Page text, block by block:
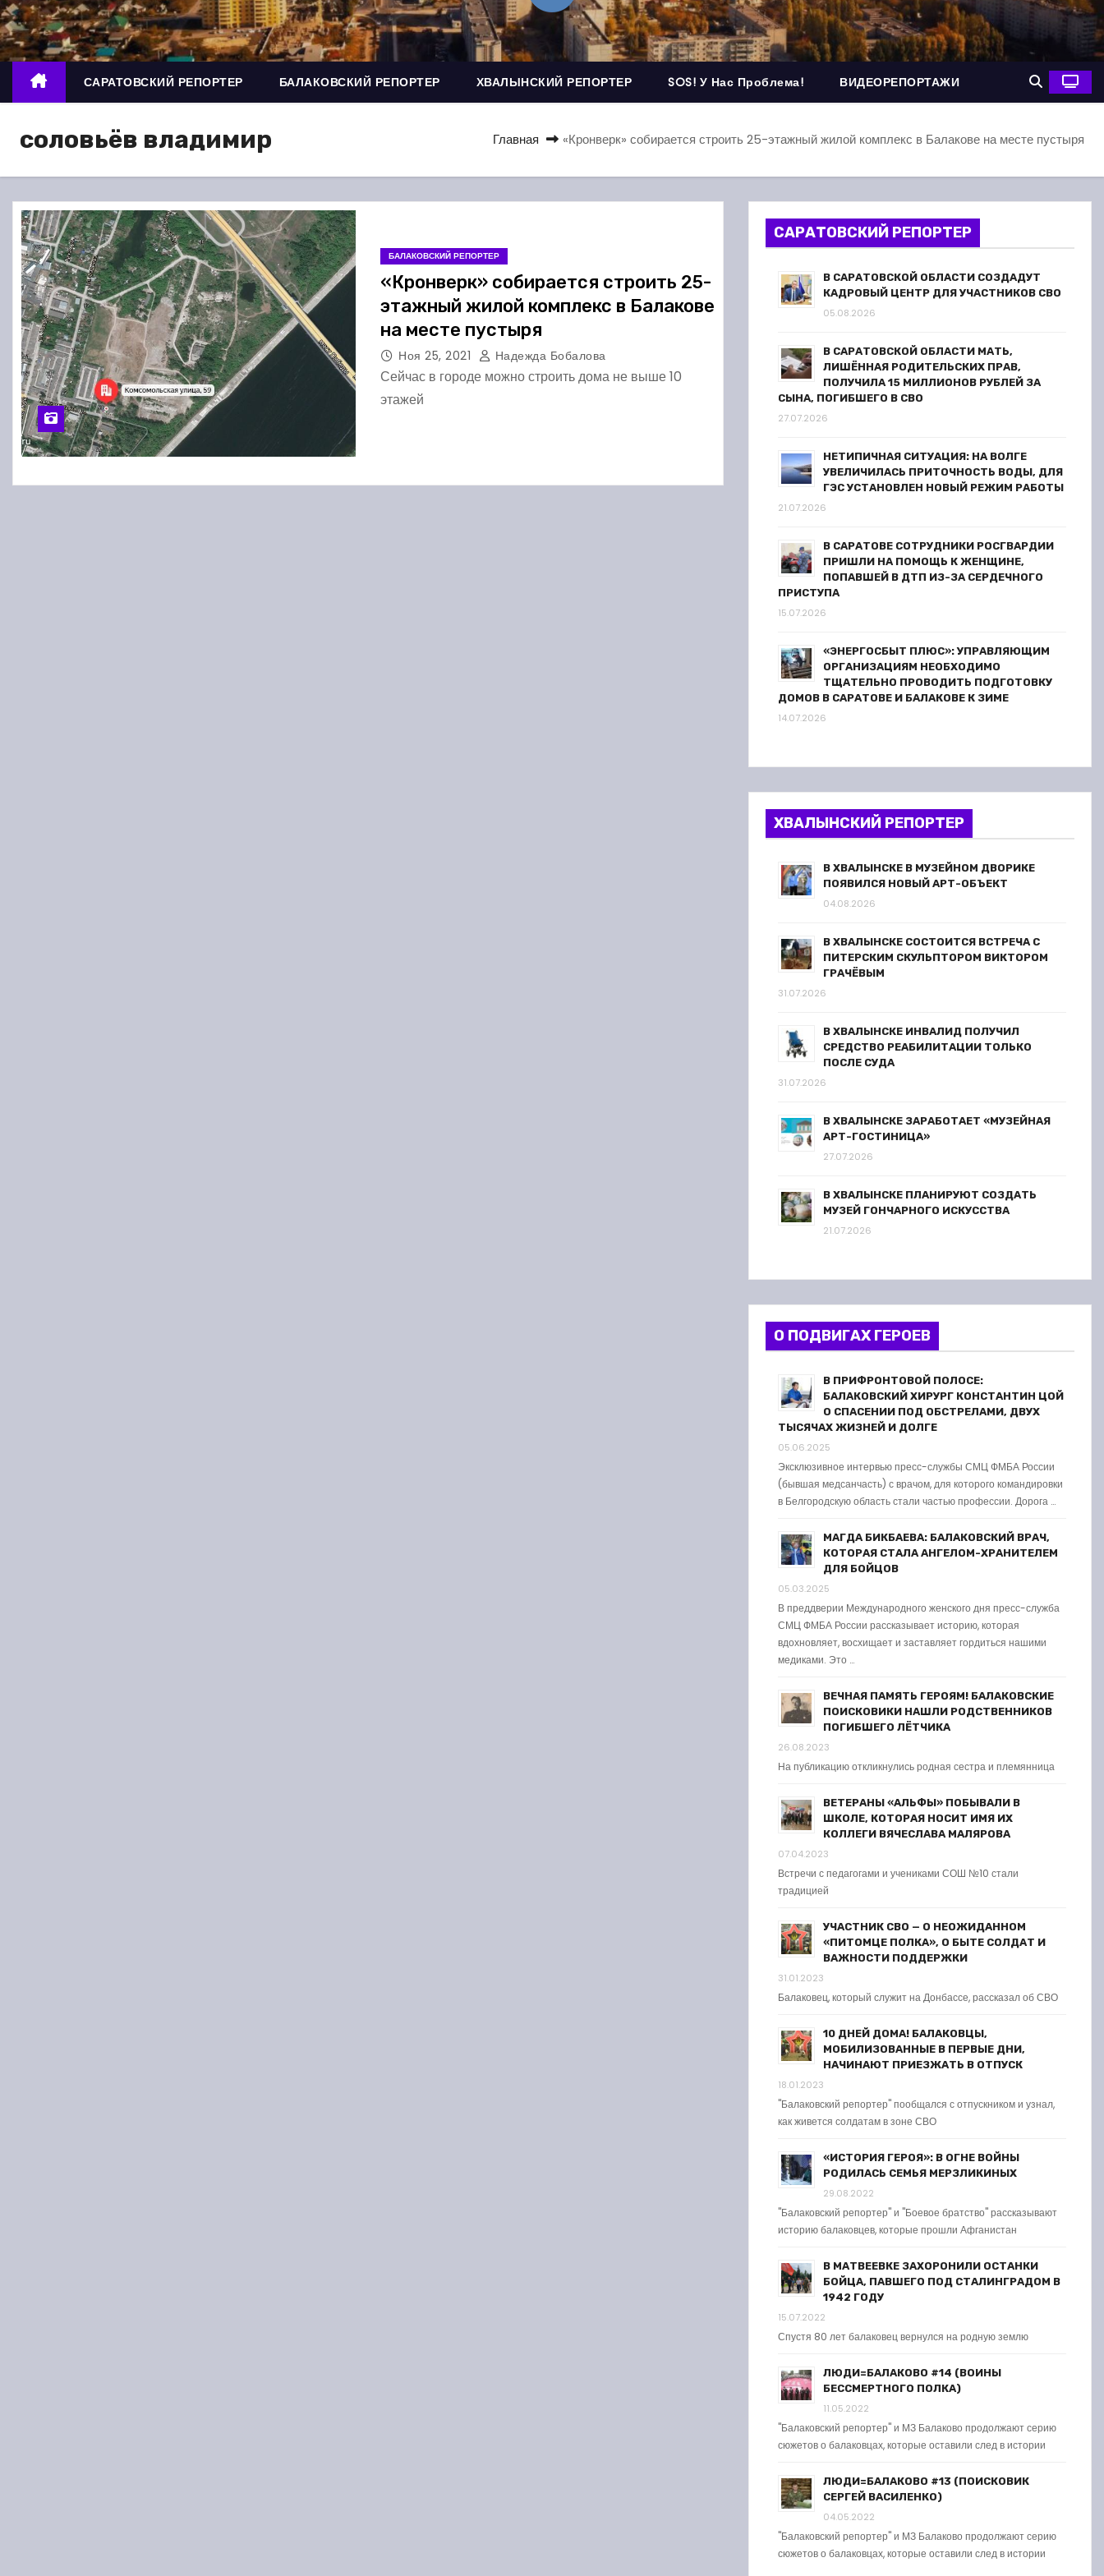
о
м
у
САРАТОВСКИЙ РЕПОРТЕР БАЛАКОВСКИЙ РЕПОРТЕР ХВАЛЫНСКИЙ РЕПОРТЕР SOS! У Нас Проблема! ВИДЕОРЕПОРТАЖИ
соловьёв владимир Главная «Кронверк» собирается строить 25-этажный жилой комплекс в Балакове на месте пустыря
БАЛАКОВСКИЙ РЕПОРТЕР
«Кронверк» собирается строить 25-
этажный жилой комплекс в Балакове
на месте пустыря
Ноя 25, 2021 Надежда Бобалова
Сейчас в городе можно строить дома не выше 10
этажей
САРАТОВСКИЙ РЕПОРТЕР
В САРАТОВСКОЙ ОБЛАСТИ СОЗДАДУТ
КАДРОВЫЙ ЦЕНТР ДЛЯ УЧАСТНИКОВ СВО
05.08.2026
В САРАТОВСКОЙ ОБЛАСТИ МАТЬ,
ЛИШЁННАЯ РОДИТЕЛЬСКИХ ПРАВ,
ПОЛУЧИЛА 15 МИЛЛИОНОВ РУБЛЕЙ ЗА
СЫНА, ПОГИБШЕГО В СВО
27.07.2026
НЕТИПИЧНАЯ СИТУАЦИЯ: НА ВОЛГЕ
УВЕЛИЧИЛАСЬ ПРИТОЧНОСТЬ ВОДЫ, ДЛЯ
ГЭС УСТАНОВЛЕН НОВЫЙ РЕЖИМ РАБОТЫ
21.07.2026
В САРАТОВЕ СОТРУДНИКИ РОСГВАРДИИ
ПРИШЛИ НА ПОМОЩЬ К ЖЕНЩИНЕ,
ПОПАВШЕЙ В ДТП ИЗ-ЗА СЕРДЕЧНОГО
ПРИСТУПА
15.07.2026
«ЭНЕРГОСБЫТ ПЛЮС»: УПРАВЛЯЮЩИМ
ОРГАНИЗАЦИЯМ НЕОБХОДИМО
ТЩАТЕЛЬНО ПРОВОДИТЬ ПОДГОТОВКУ
ДОМОВ В САРАТОВЕ И БАЛАКОВЕ К ЗИМЕ
14.07.2026
ХВАЛЫНСКИЙ РЕПОРТЕР
В ХВАЛЫНСКЕ В МУЗЕЙНОМ ДВОРИКЕ
ПОЯВИЛСЯ НОВЫЙ АРТ-ОБЪЕКТ
04.08.2026
В ХВАЛЫНСКЕ СОСТОИТСЯ ВСТРЕЧА С
ПИТЕРСКИМ СКУЛЬПТОРОМ ВИКТОРОМ
ГРАЧЁВЫМ
31.07.2026
В ХВАЛЫНСКЕ ИНВАЛИД ПОЛУЧИЛ
СРЕДСТВО РЕАБИЛИТАЦИИ ТОЛЬКО
ПОСЛЕ СУДА
31.07.2026
В ХВАЛЫНСКЕ ЗАРАБОТАЕТ «МУЗЕЙНАЯ
АРТ-ГОСТИНИЦА»
27.07.2026
В ХВАЛЫНСКЕ ПЛАНИРУЮТ СОЗДАТЬ
МУЗЕЙ ГОНЧАРНОГО ИСКУССТВА
21.07.2026
О ПОДВИГАХ ГЕРОЕВ
В ПРИФРОНТОВОЙ ПОЛОСЕ:
БАЛАКОВСКИЙ ХИРУРГ КОНСТАНТИН ЦОЙ
О СПАСЕНИИ ПОД ОБСТРЕЛАМИ, ДВУХ
ТЫСЯЧАХ ЖИЗНЕЙ И ДОЛГЕ
05.06.2025
Эксклюзивное интервью пресс-службы СМЦ ФМБА России
(бывшая медсанчасть) с врачом, для которого командировки
в Белгородскую область стали частью профессии. Дорога …
МАГДА БИКБАЕВА: БАЛАКОВСКИЙ ВРАЧ,
КОТОРАЯ СТАЛА АНГЕЛОМ-ХРАНИТЕЛЕМ
ДЛЯ БОЙЦОВ
05.03.2025
В преддверии Международного женского дня пресс-служба
СМЦ ФМБА России рассказывает историю, которая
вдохновляет, восхищает и заставляет гордиться нашими
медиками. Это …
ВЕЧНАЯ ПАМЯТЬ ГЕРОЯМ! БАЛАКОВСКИЕ
ПОИСКОВИКИ НАШЛИ РОДСТВЕННИКОВ
ПОГИБШЕГО ЛЁТЧИКА
26.08.2023
На публикацию откликнулись родная сестра и племянница
ВЕТЕРАНЫ «АЛЬФЫ» ПОБЫВАЛИ В
ШКОЛЕ, КОТОРАЯ НОСИТ ИМЯ ИХ
КОЛЛЕГИ ВЯЧЕСЛАВА МАЛЯРОВА
07.04.2023
Встречи с педагогами и учениками СОШ №10 стали
традицией
УЧАСТНИК СВО — О НЕОЖИДАННОМ
«ПИТОМЦЕ ПОЛКА», О БЫТЕ СОЛДАТ И
ВАЖНОСТИ ПОДДЕРЖКИ
31.01.2023
Балаковец, который служит на Донбассе, рассказал об СВО
10 ДНЕЙ ДОМА! БАЛАКОВЦЫ,
МОБИЛИЗОВАННЫЕ В ПЕРВЫЕ ДНИ,
НАЧИНАЮТ ПРИЕЗЖАТЬ В ОТПУСК
18.01.2023
"Балаковский репортер" пообщался с отпускником и узнал,
как живется солдатам в зоне СВО
«ИСТОРИЯ ГЕРОЯ»: В ОГНЕ ВОЙНЫ
РОДИЛАСЬ СЕМЬЯ МЕРЗЛИКИНЫХ
29.08.2022
"Балаковский репортер" и "Боевое братство" рассказывают
историю балаковцев, которые прошли Афганистан
В МАТВЕЕВКЕ ЗАХОРОНИЛИ ОСТАНКИ
БОЙЦА, ПАВШЕГО ПОД СТАЛИНГРАДОМ В
1942 ГОДУ
15.07.2022
Спустя 80 лет балаковец вернулся на родную землю
ЛЮДИ=БАЛАКОВО #14 (ВОИНЫ
БЕССМЕРТНОГО ПОЛКА)
11.05.2022
"Балаковский репортер" и МЗ Балаково продолжают серию
сюжетов о балаковцах, которые оставили след в истории
ЛЮДИ=БАЛАКОВО #13 (ПОИСКОВИК
СЕРГЕЙ ВАСИЛЕНКО)
04.05.2022
"Балаковский репортер" и МЗ Балаково продолжают серию
сюжетов о балаковцах, которые оставили след в истории